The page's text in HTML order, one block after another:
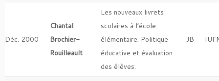
Déc. 2000
Chantal
Brochier-
Rouilleault
Les nouveaux livrets
scolaires à l’école
élémentaire. Politique
éducative et évaluation
des élèves.
JB